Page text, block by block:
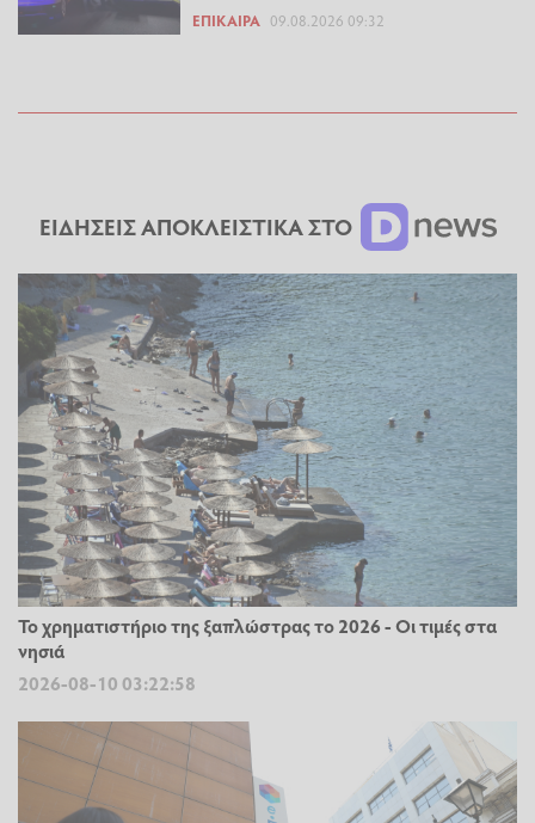
ΕΠΊΚΑΙΡΑ 09.08.2026 09:32
ΕΙΔΗΣΕΙΣ ΑΠΟΚΛΕΙΣΤΙΚΑ ΣΤΟ
Το χρηματιστήριο της ξαπλώστρας το 2026 - Οι τιμές στα
νησιά
2026-08-10 03:22:58